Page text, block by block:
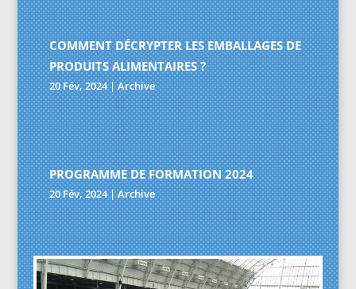
COMMENT DÉCRYPTER LES EMBALLAGES DE
PRODUITS ALIMENTAIRES ?
20 Fév, 2024|Archive
PROGRAMME DE FORMATION 2024
20 Fév, 2024|Archive